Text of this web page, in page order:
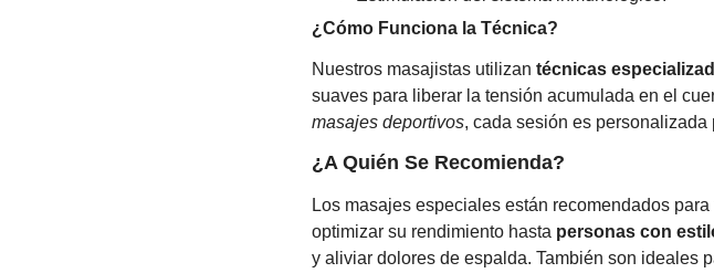
¿Cómo Funciona la Técnica?
Nuestros masajistas utilizan técnicas
suaves para liberar la tensión acumulada en el
masajes deportivos, cada sesión es
¿A Quién Se Recomienda?
Los masajes especiales están recomendados
optimizar su rendimiento hasta personas con
y aliviar dolores de espalda. También son ideales